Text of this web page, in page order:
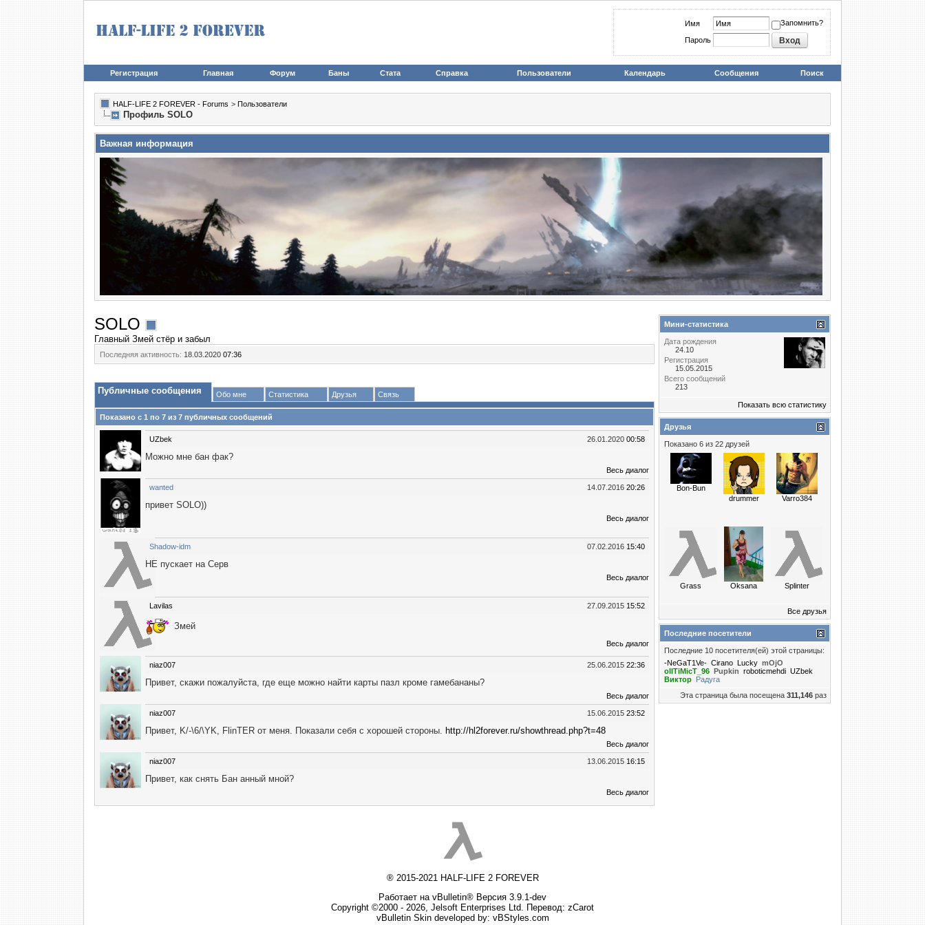
Имя Запомнить?
Пароль
Регистрация Главная Форум Баны Стата Справка Пользователи Календарь Сообщения Поиск
HALF-LIFE 2 FOREVER - Forums > Пользователи
Профиль SOLO
Важная информация
SOLO
Главный Змей стёр и забыл
Последняя активность: 18.03.2020 07:36
Публичные сообщения Обо мне Статистика Друзья Связь
Показано с 1 по 7 из 7 публичных сообщений
26.01.2020 00:58
UZbek
Можно мне бан фак?
Весь диалог
14.07.2016 20:26
wanted
привет SOLO))
Весь диалог
07.02.2016 15:40
Shadow-idm
НЕ пускает на Серв
Весь диалог
27.09.2015 15:52
Lavilas
Змей
Весь диалог
25.06.2015 22:36
niaz007
Привет, скажи пожалуйста, где еще можно найти карты пазл кроме гамебананы?
Весь диалог
15.06.2015 23:52
niaz007
Привет, K/-\6/\YK, FlinTER от меня. Показали себя с хорошей стороны. http://hl2forever.ru/showthread.php?t=48
Весь диалог
13.06.2015 16:15
niaz007
Привет, как снять Бан анный мной?
Весь диалог
Мини-статистика
Дата рождения
24.10
Регистрация
15.05.2015
Всего сообщений
213
Показать всю статистику
Друзья
Показано 6 из 22 друзей
Bon-Bun
drummer
Varro384
Grass Oksana Splinter
Все друзья
Последние посетители
Последние 10 посетителя(ей) этой страницы:
-NeGaT1Ve- Cirano Lucky mOjO
oIITiMicT_96 Puрkin roboticmehdi UZbek
Виктор Радуга
Эта страница была посещена 311,146 раз
® 2015-2021 HALF-LIFE 2 FOREVER
Работает на vBulletin® Версия 3.9.1-dev
Copyright ©2000 - 2026, Jelsoft Enterprises Ltd. Перевод: zCarot
vBulletin Skin developed by: vBStyles.com